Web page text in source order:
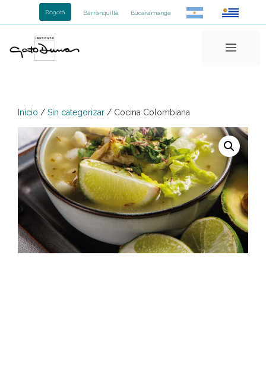
Bogotá Barranquilla Bucaramanga
Menú
Inicio / Sin categorizar / Cocina Colombiana